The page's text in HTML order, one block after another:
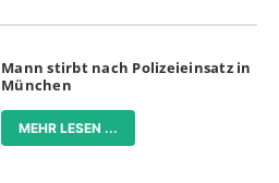
Mann stirbt nach Polizeieinsatz in
München
MEHR LESEN ...